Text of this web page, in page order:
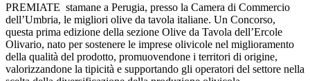
PREMIATE stamane a Perugia, presso la Camera di Commercio
dell’Umbria, le migliori olive da tavola italiane. Un Concorso,
questa prima edizione della sezione Olive da Tavola dell’Ercole
Olivario, nato per sostenere le imprese olivicole nel miglioramento
della qualità del prodotto, promuovendone i territori di origine,
valorizzandone la tipicità e supportando gli operatori del settore nella